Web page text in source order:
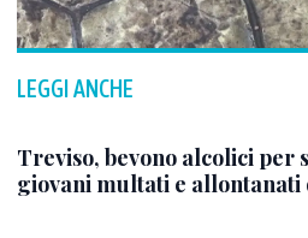
LEGGI ANCHE
Treviso, bevono alcolici per
giovani multati e allontanati